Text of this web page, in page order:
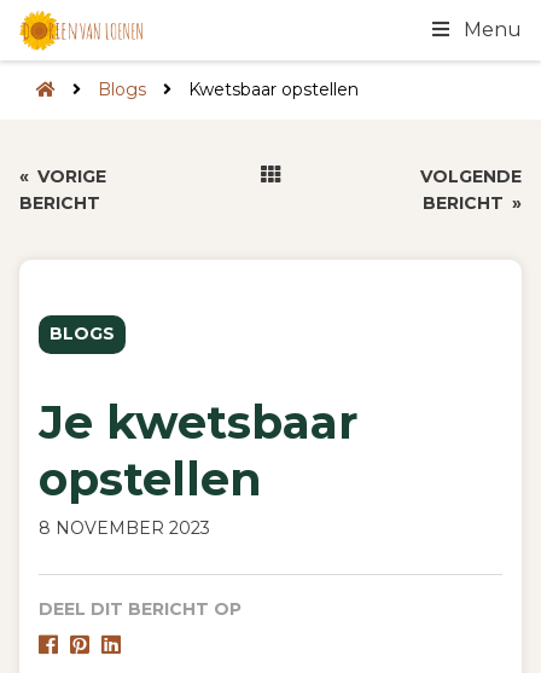
Menu
Blogs Kwetsbaar opstellen
« VORIGE
BERICHT
VOLGENDE
BERICHT »
BLOGS
Je kwetsbaar
opstellen
8 NOVEMBER 2023
DEEL DIT BERICHT OP